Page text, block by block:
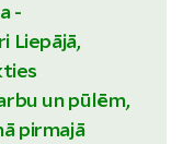
-
Liepājā,
un pūlēm,
pirmajā